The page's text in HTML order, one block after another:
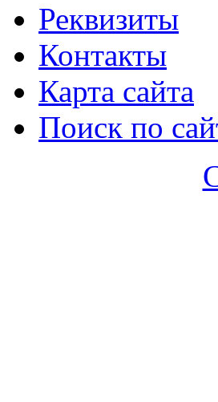
Реквизиты
Контакты
Карта сайта
Поиск по